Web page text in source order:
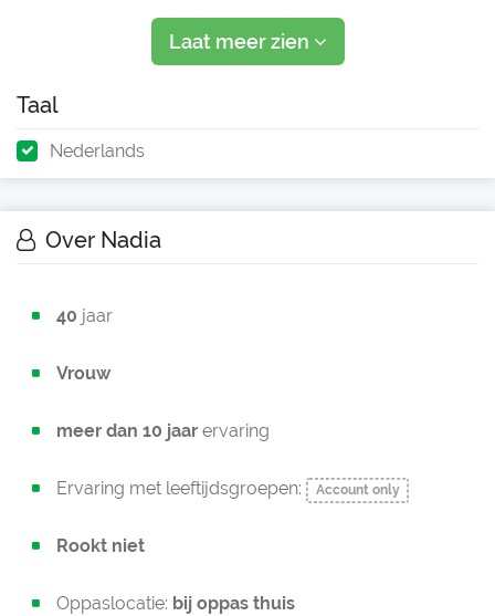
Ik ben een actieve gastouder en ga graag op
Laat meer zien
Taal
Nederlands
Over Nadia
40 jaar
Vrouw
meer dan 10 jaar ervaring
Ervaring met leeftijdsgroepen: Account only
Rookt niet
Oppaslocatie: bij oppas thuis